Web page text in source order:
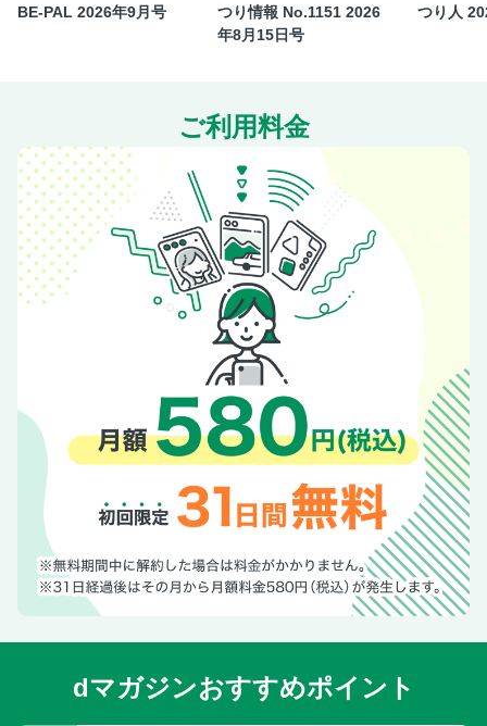
RV GARAGE
次号予告
＜電子版特典＞ バックナンバーから人気記事をピックアッ
プ ほんとうに気持ちいいキャンプ場／夏の「昆虫採集」超
入門／里山wonder通信／GARAGE FILE／RV GARAGE／避
暑キャンで最涼の夏！／ほんとうに気持ちいいキャンプ場／
GARAGE FILE／GARAGE VERSUS
BE-PAL 2026年9月号
つり情報 No.1151 2026
年8月15日号
つり人
ご利用料金
dマガジンおすすめポイント